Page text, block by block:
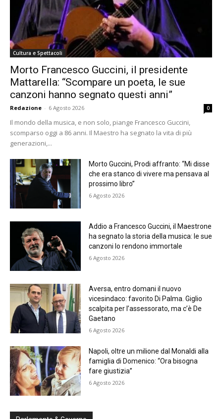
Cultura e Spettacoli
Morto Francesco Guccini, il presidente
Mattarella: “Scompare un poeta, le sue
canzoni hanno segnato questi anni”
Redazione - 6 Agosto 2026 0
Il mondo della musica, e non solo, piange Francesco Guccini,
scomparso oggi a 86 anni. Il Maestro ha segnato la vita di più
generazioni,...
Morto Guccini, Prodi affranto: “Mi disse
che era stanco di vivere ma pensava al
prossimo libro”
6 Agosto 2026
Addio a Francesco Guccini, il Maestrone
ha segnato la storia della musica: le sue
canzoni lo rendono immortale
6 Agosto 2026
Aversa, entro domani il nuovo
vicesindaco: favorito Di Palma. Giglio
scalpita per l’assessorato, ma c’è De
Gaetano
6 Agosto 2026
Napoli, oltre un milione dal Monaldi alla
famiglia di Domenico: “Ora bisogna
fare giustizia”
6 Agosto 2026